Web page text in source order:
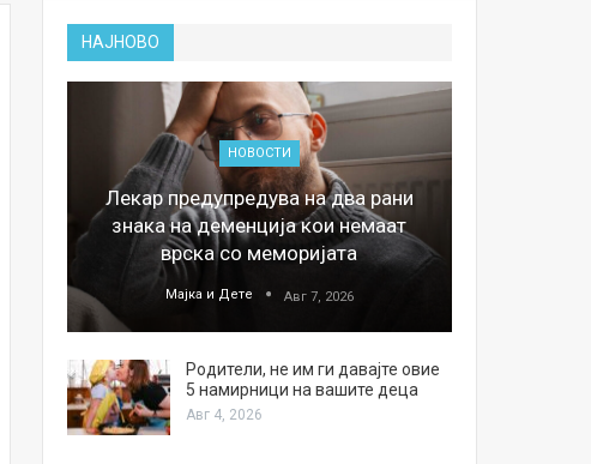
НАЈНОВО
НОВОСТИ
Лекар предупредува на два рани
знака на деменција кои немаат
врска со меморијата
Мајка и Дете Авг 7, 2026
Родители, не им ги давајте овие
5 намирници на вашите деца
Авг 4, 2026